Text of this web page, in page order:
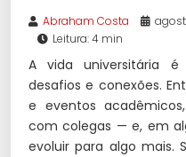
Abraham Costa
Leitura: 4 min
A vida universitária é
desafios e conexões.
e eventos
com colegas — e, em
evoluir para algo mais.